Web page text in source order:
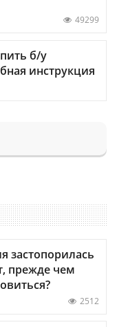
49299
б/у
инструкция
застопорилась
прежде чем
2512